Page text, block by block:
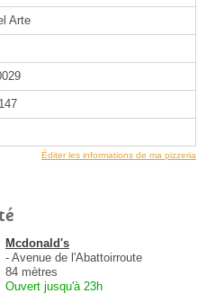
Arte
Éditer les informations de ma pizzeria
Mcdonald's
- Avenue de l'Abattoirroute
84 mètres
Ouvert jusqu'à 23h